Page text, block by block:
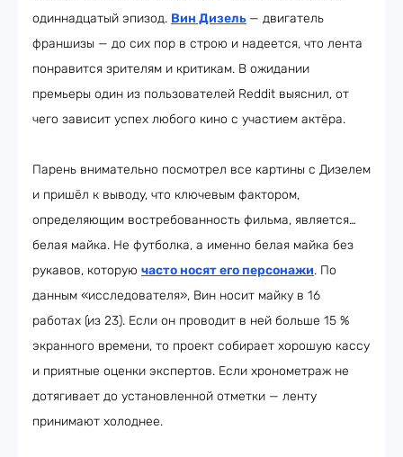
одиннадцатый эпизод. Вин Дизель — двигатель
франшизы — до сих пор в строю и надеется, что лента
понравится зрителям и критикам. В ожидании
премьеры один из пользователей Reddit выяснил, от
чего зависит успех любого кино с участием актёра.
Парень внимательно посмотрел все картины с Дизелем
и пришёл к выводу, что ключевым фактором,
определяющим востребованность фильма, является…
белая майка. Не футболка, а именно белая майка без
рукавов, которую часто носят его персонажи. По
данным «исследователя», Вин носит майку в 16
работах (из 23). Если он проводит в ней больше 15 %
экранного времени, то проект собирает хорошую кассу
и приятные оценки экспертов. Если хронометраж не
дотягивает до установленной отметки — ленту
принимают холоднее.